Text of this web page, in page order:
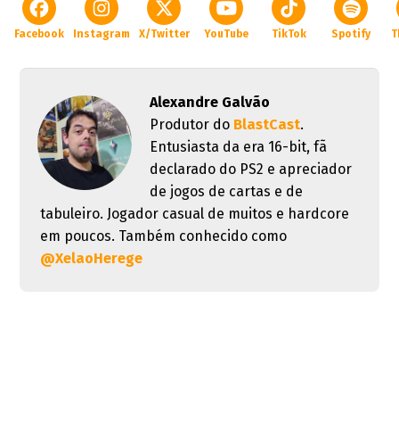
Facebook Instagram X/Twitter YouTube TikTok Spotify
Alexandre Galvão
Produtor do BlastCast.
Entusiasta da era 16-bit, fã
declarado do PS2 e apreciador
de jogos de cartas e de
tabuleiro. Jogador casual de muitos e hardcore
em poucos. Também conhecido como
@XelaoHerege